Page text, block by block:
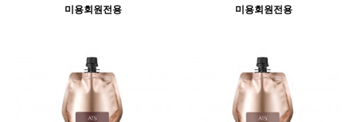
미용회원전용
미용회원전용